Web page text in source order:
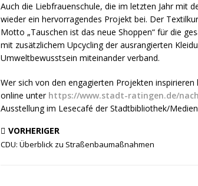
Auch die Liebfrauenschule, die im letzten Jahr mit
wieder ein hervorragendes Projekt bei. Der
Motto „Tauschen ist das neue Shoppen“ für die
mit zusätzlichem Upcycling der ausrangierten
Umweltbewusstsein miteinander verband.
Wer sich von den engagierten Projekten
online unter https://www.stadt-ratingen.de/
Ausstellung im Lesecafé der Stadtbibliothek/
VORHERIGER
CDU: Überblick zu Straßenbaumaßnahmen